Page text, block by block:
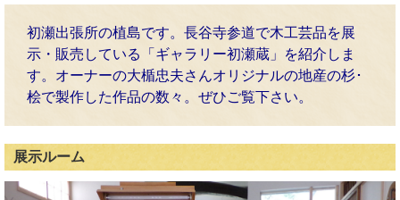
初瀬出張所の植島です。長谷寺参道で木工芸品を展
示・販売している「ギャラリー初瀬蔵」を紹介しま
す。オーナーの大楯忠夫さんオリジナルの地産の杉･
桧で製作した作品の数々。ぜひご覧下さい。
展示ルーム